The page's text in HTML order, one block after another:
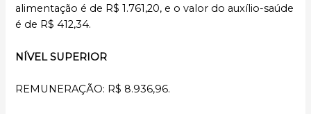
alimentação é de R$ 1.761,20, e o valor do auxílio-saúde
é de R$ 412,34.
NÍVEL SUPERIOR
REMUNERAÇÃO: R$ 8.936,96.